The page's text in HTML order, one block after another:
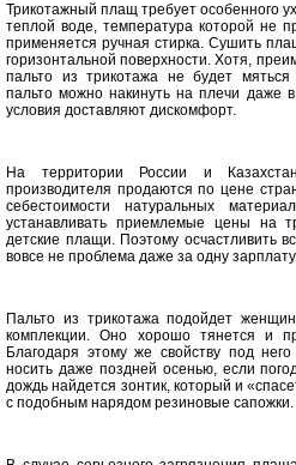
Трикотажный плащ требует особенного
теплой воде, температура которой не
применяется ручная стирка. Сушить
горизонтальной поверхности. Хотя,
пальто из трикотажа не будет
пальто можно накинуть на плечи даже
условия доставляют дискомфорт.
На территории России и
производителя продаются по цене
себестоимости натуральных
устанавливать приемлемые цены на
детские плащи. Поэтому осчастливить
вовсе не проблема даже за одну
Пальто из трикотажа подойдет
комплекции. Оно хорошо тянется и
Благодаря этому же свойству под
носить даже поздней осенью, если
дождь найдется зонтик, который и
с подобным нарядом резиновые сапожки.